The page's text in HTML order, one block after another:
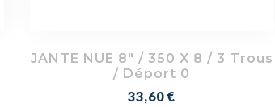
JANTE NUE 8" / 350 X 8 / 3 Trous
/ Déport 0
Prix
33,60 €